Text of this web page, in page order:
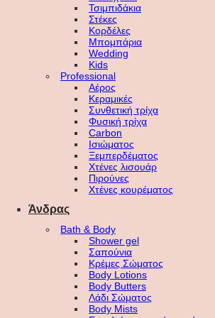
Τσιμπιδάκια
Στέκες
Κορδέλες
Μπομπάρια
Wedding
Kids
Professional
Αέρος
Κεραμικές
Συνθετική τρίχα
Φυσική τρίχα
Carbon
Ισιώματος
Ξεμπερδέματος
Χτένες λισουάρ
Πιρούνες
Χτένες κουρέματος
Άνδρας
Bath & Body
Shower gel
Σαπούνια
Κρέμες Σώματος
Body Lotions
Body Butters
Λάδι Σώματος
Body Mists